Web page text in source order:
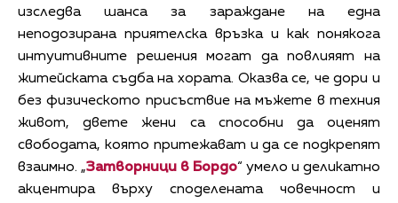
изследва шанса за зараждане на една
неподозирана приятелска връзка и как понякога
интуитивните решения могат да повлияят на
житейската съдба на хората. Оказва се, че дори и
без физическото присъствие на мъжете в техния
живот, двете жени са способни да оценят
свободата, която притежават и да се подкрепят
взаимно. „Затворници в Бордо“ умело и деликатно
акцентира върху споделената човечност и